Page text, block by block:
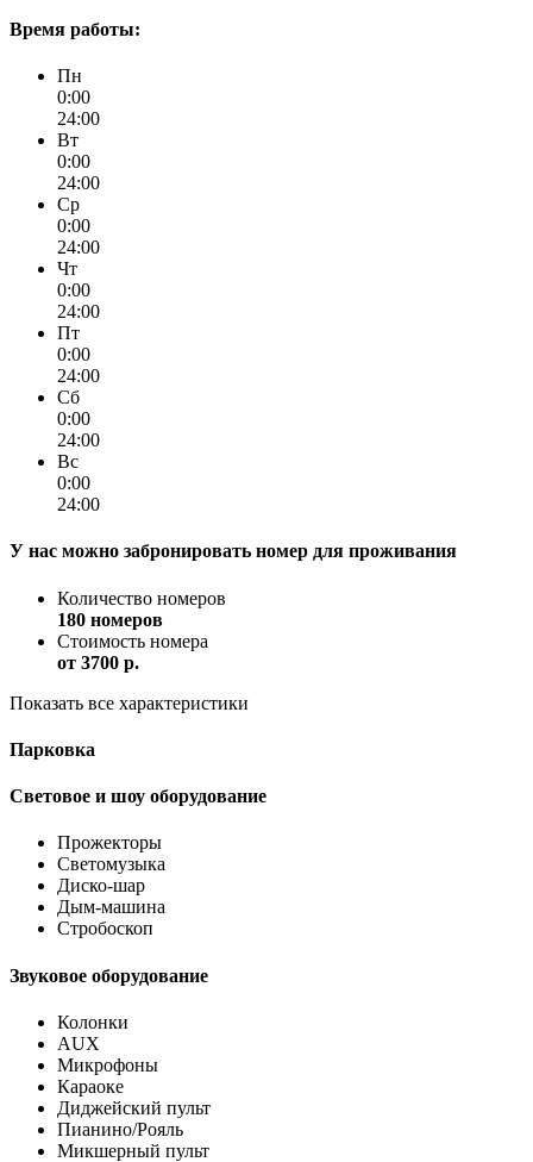
Время работы:
Пн
0:00
24:00
Вт
0:00
24:00
Ср
0:00
24:00
Чт
0:00
24:00
Пт
0:00
24:00
Сб
0:00
24:00
Вс
0:00
24:00
У нас можно забронировать номер для проживания
Количество номеров
180 номеров
Стоимость номера
от 3700 p.
Показать все характеристики
Парковка
Световое и шоу оборудование
Прожекторы
Светомузыка
Диско-шар
Дым-машина
Стробоскоп
Звуковое оборудование
Колонки
AUX
Микрофоны
Караоке
Диджейский пульт
Пианино/Рояль
Микшерный пульт